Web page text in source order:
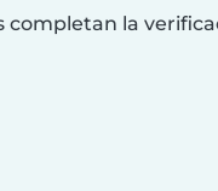
completan la